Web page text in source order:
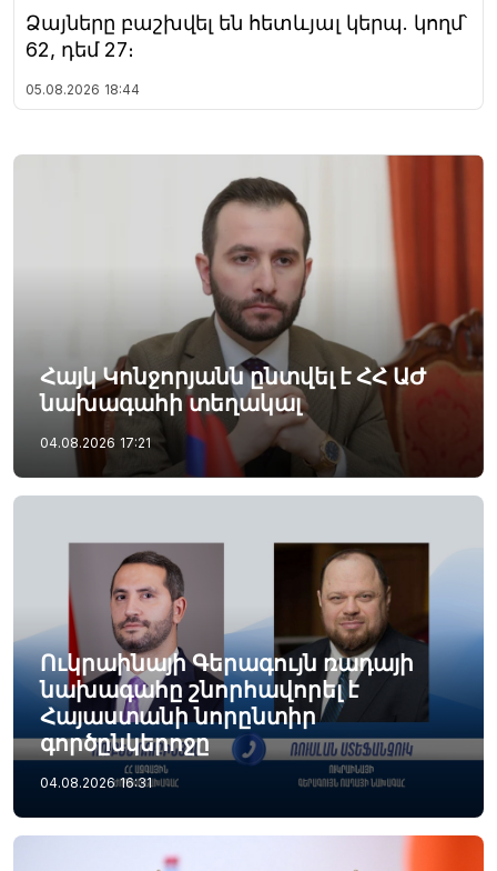
Ձայները բաշխվել են հետևյալ կերպ. կողմ՝
62, դեմ 27։
05.08.2026 18:44
Հայկ Կոնջորյանն ընտվել է ՀՀ ԱԺ
նախագահի տեղակալ
04.08.2026 17:21
Ուկրաինայի Գերագույն ռադայի
նախագահը շնորհավորել է
Հայաստանի նորընտիր
գործընկերոջը
04.08.2026 16:31